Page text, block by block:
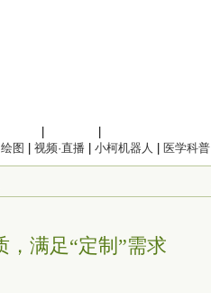
绘图 视频·直播 小柯机器人 医学科普
，满足“定制”需求